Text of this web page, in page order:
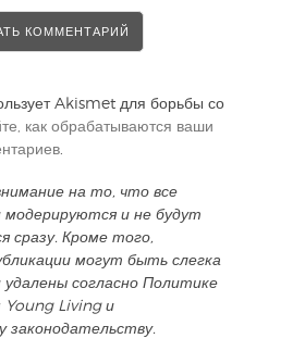
Akismet для борьбы со
как обрабатываются ваши
.
на то, что все
и не будут
сразу. Кроме того,
могут быть слегка
согласно Политике
Young Living и
законодательству.